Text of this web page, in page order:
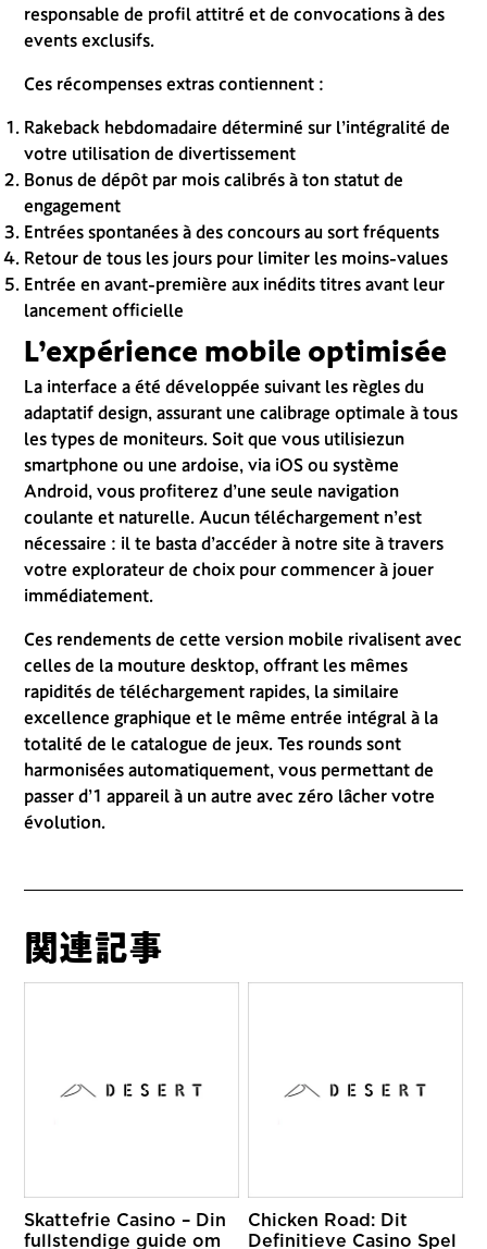
responsable de profil attitré et de convocations à des
events exclusifs.
Ces récompenses extras contiennent :
Rakeback hebdomadaire déterminé sur l’intégralité de
votre utilisation de divertissement
Bonus de dépôt par mois calibrés à ton statut de
engagement
Entrées spontanées à des concours au sort fréquents
Retour de tous les jours pour limiter les moins-values
Entrée en avant-première aux inédits titres avant leur
lancement officielle
L’expérience mobile optimisée
La interface a été développée suivant les règles du
adaptatif design, assurant une calibrage optimale à tous
les types de moniteurs. Soit que vous utilisiezun
smartphone ou une ardoise, via iOS ou système
Android, vous profiterez d’une seule navigation
coulante et naturelle. Aucun téléchargement n’est
nécessaire : il te basta d’accéder à notre site à travers
votre explorateur de choix pour commencer à jouer
immédiatement.
Ces rendements de cette version mobile rivalisent avec
celles de la mouture desktop, offrant les mêmes
rapidités de téléchargement rapides, la similaire
excellence graphique et le même entrée intégral à la
totalité de le catalogue de jeux. Tes rounds sont
harmonisées automatiquement, vous permettant de
passer d’1 appareil à un autre avec zéro lâcher votre
évolution.
関連記事
Skattefrie Casino – Din
fullstendige guide om
Chicken Road: Dit
Definitieve Casino Spel